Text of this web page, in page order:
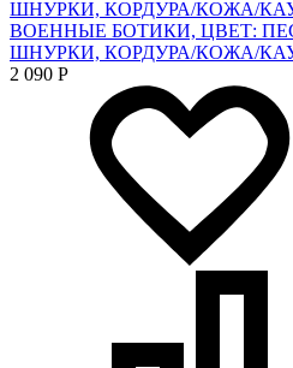
ВОЕННЫЕ БОТИКИ, ЦВЕТ:
ШНУРКИ, КОРДУРА/КОЖА/
2 090 Р